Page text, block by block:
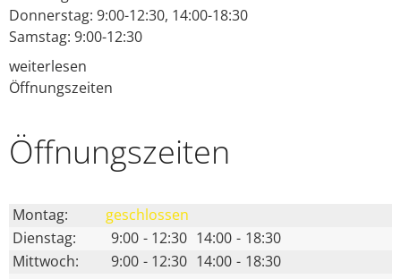
Donnerstag: 9:00-12:30, 14:00-18:30
Samstag: 9:00-12:30
weiterlesen
Öffnungszeiten
Öffnungs­zeiten
Montag:
geschlossen
Dienstag:
9:00 - 12:30 14:00 - 18:30
Mittwoch:
9:00 - 12:30 14:00 - 18:30